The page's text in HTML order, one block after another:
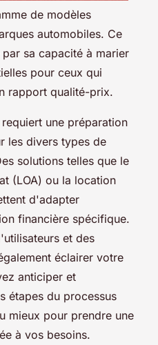
de modèles
automobiles. Ce
sa capacité à marier
pour ceux qui
rapport qualité-prix.
une préparation
les divers types de
solutions telles que le
(LOA) ou la location
d'adapter
financière spécifique.
et des
éclairer votre
anticiper et
étapes du processus
mieux pour prendre une
à vos besoins.